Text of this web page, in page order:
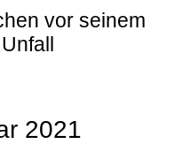
vor seinem
2021